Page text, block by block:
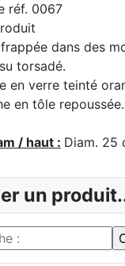
un
réf. 0067
dans des
torsadé.
en verre teinté
en tôle repoussée.
/ haut : Diam. 25